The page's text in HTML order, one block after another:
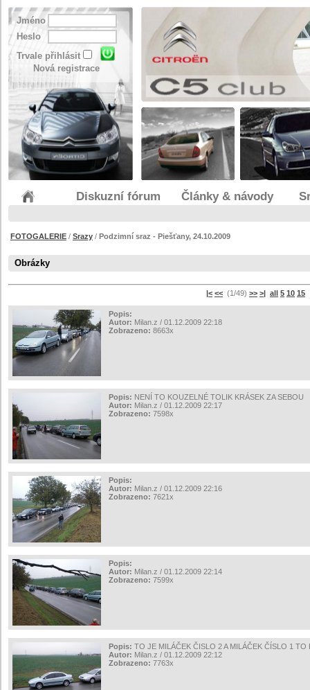
Jméno
Heslo
Trvale přihlásit
Nová registrace
Diskuzní fórum Články & návody
FOTOGALERIE / Srazy / Podzimní sraz - Piešťany, 24.10.2009
Obrázky
|< << (1/49) >> >| all 5 10 15
Popis:
Autor: Milan.z / 01.12.2009 22:18
Zobrazeno: 8663x
Popis: NENÍ TO KOUZELNÉ TOLIK KRÁSEK ZA SEBOU
Autor: Milan.z / 01.12.2009 22:17
Zobrazeno: 7598x
Popis:
Autor: Milan.z / 01.12.2009 22:16
Zobrazeno: 7621x
Popis:
Autor: Milan.z / 01.12.2009 22:14
Zobrazeno: 7599x
Popis: TO JE MILÁČEK ČISLO 2 A MILÁČEK ČÍSLO 1
Autor: Milan.z / 01.12.2009 22:12
Zobrazeno: 7763x